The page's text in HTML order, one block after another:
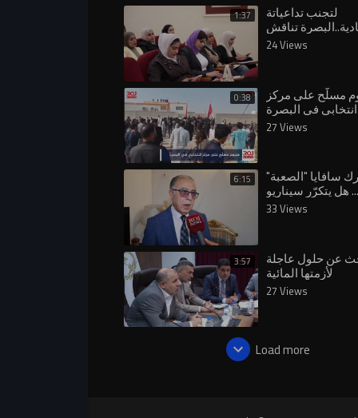
1:37 لتجنب تداعياتة
تناقش
ازمة اغلاق هرمز
24 Views
0:38 مسلّح على مركز
انتخابي في البصرة
27 Views
6:15 سافايا "الصعبة"
هل يتكرّر سيناريو
33 Views
3:57 عن حلول عاجلة
لأزمتها المائية
27 Views
Load more